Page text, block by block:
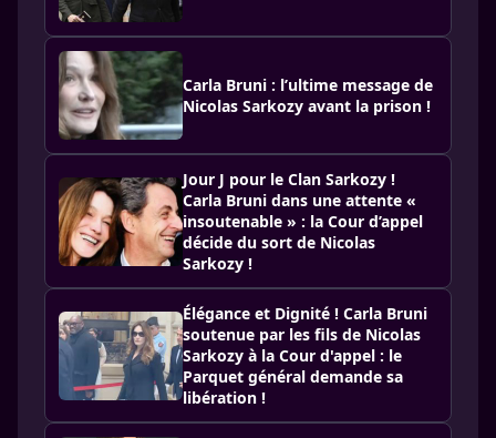
Carla Bruni : l’ultime message de
Nicolas Sarkozy avant la prison !
Jour J pour le Clan Sarkozy !
Carla Bruni dans une attente «
insoutenable » : la Cour d’appel
décide du sort de Nicolas
Sarkozy !
Élégance et Dignité ! Carla Bruni
soutenue par les fils de Nicolas
Sarkozy à la Cour d'appel : le
Parquet général demande sa
libération !